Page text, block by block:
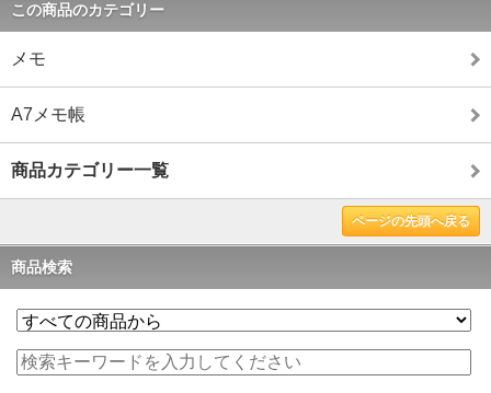
この商品のカテゴリー
メモ
A7メモ帳
商品カテゴリー一覧
ページの先頭へ戻る
商品検索